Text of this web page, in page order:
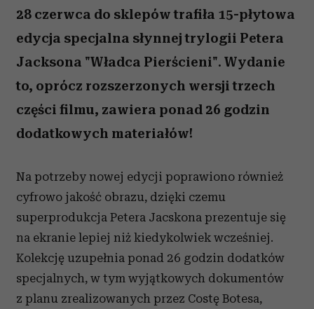
28 czerwca do sklepów trafiła 15-płytowa
edycja specjalna słynnej trylogii Petera
Jacksona "Władca Pierścieni". Wydanie
to, oprócz rozszerzonych wersji trzech
części filmu, zawiera ponad 26 godzin
dodatkowych materiałów!
Na potrzeby nowej edycji poprawiono również
cyfrowo jakość obrazu, dzięki czemu
superprodukcja Petera Jacskona prezentuje się
na ekranie lepiej niż kiedykolwiek wcześniej.
Kolekcję uzupełnia ponad 26 godzin dodatków
specjalnych, w tym wyjątkowych dokumentów
z planu zrealizowanych przez Costę Botesa,